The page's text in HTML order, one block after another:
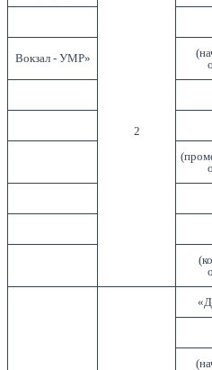
2
Вокзал - УМР»